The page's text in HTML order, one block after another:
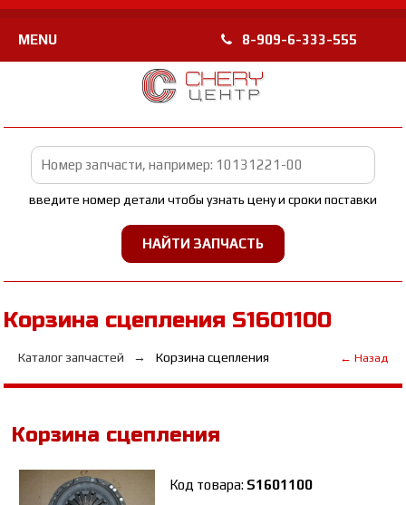
MENU 8-909-6-333-555
введите номер детали чтобы узнать цену и сроки поставки
Корзина сцепления S1601100
Каталог запчастей Корзина сцепления ← Назад
Корзина сцепления
Код товара: S1601100